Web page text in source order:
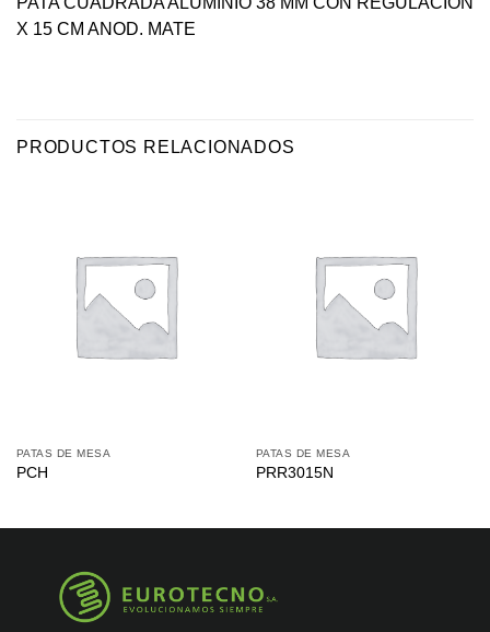
X 15 CM ANOD. MATE
PRODUCTOS RELACIONADOS
PATAS DE MESA
PCH
PATAS DE MESA
PRR3015N